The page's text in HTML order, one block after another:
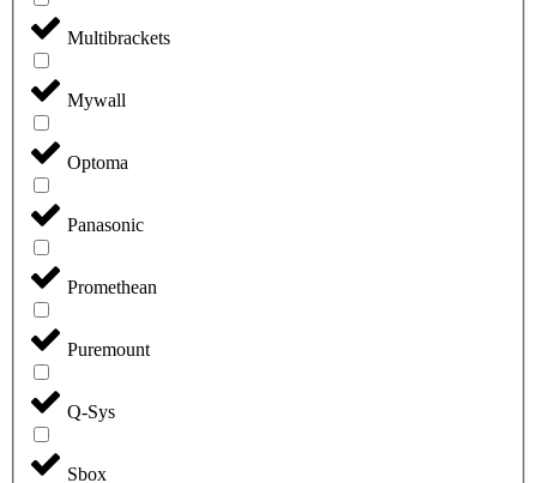
Multibrackets
Mywall
Optoma
Panasonic
Promethean
Puremount
Q-Sys
Sbox